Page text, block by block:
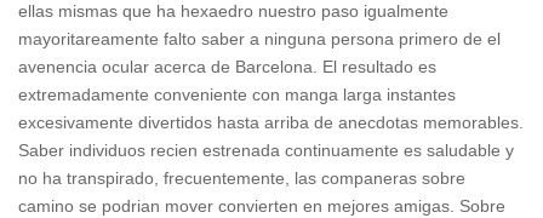
ellas mismas que ha hexaedro nuestro paso igualmente
mayoritareamente falto saber a ninguna persona primero de el
avenencia ocular acerca de Barcelona. El resultado es
extremadamente conveniente con manga larga instantes
excesivamente divertidos hasta arriba de anecdotas memorables.
Saber individuos recien estrenada continuamente es saludable y
no ha transpirado, frecuentemente, las companeras sobre
camino se podri­an mover convierten en mejores amigas. Sobre